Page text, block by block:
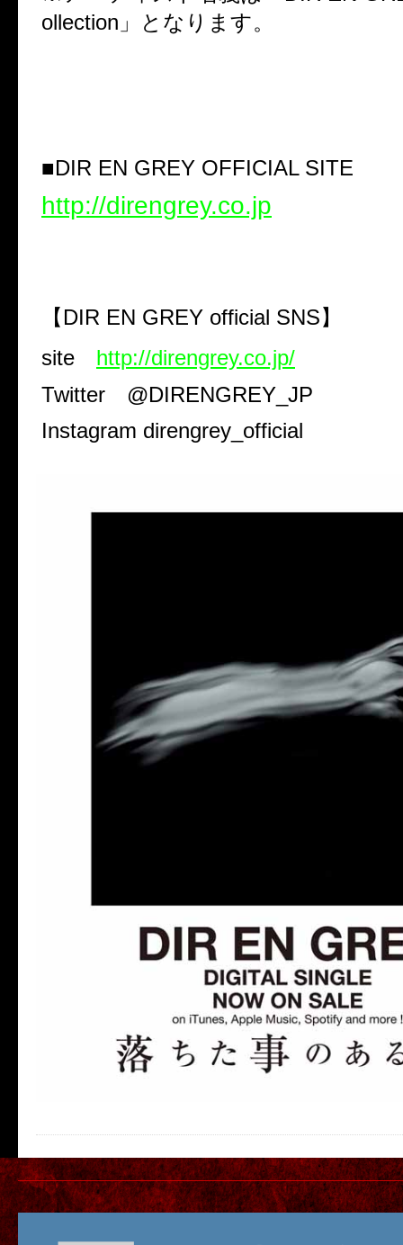
ollection 」となります。
■DIR EN GREY OFFICIAL SITE
http://direngrey.co.jp
【 DIR EN GREY official SNS】
site
http://direngrey.co.jp/
Twitter
@DIRENGREY_JP
Instagram direngrey_official